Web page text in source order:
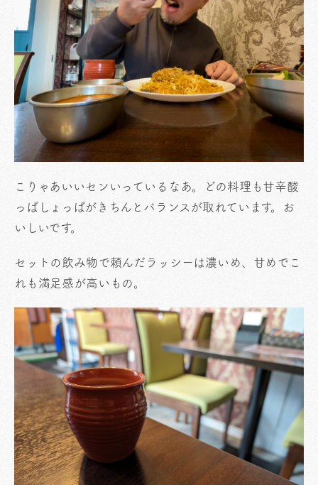
こりゃあいいセンいっているなあ。どの料理も甘辛酸
っぱしょっぱがきちんとバランスが取れています。お
いしいです。
セットの飲み物で頼んだラッシーは濃いめ、甘めでこ
れも満足感が高いもの。